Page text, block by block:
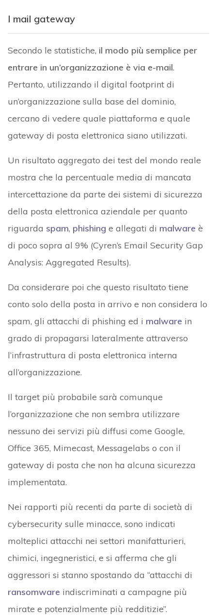
I mail gateway
Secondo le statistiche, il modo più semplice per
entrare in un’organizzazione è via e-mail.
Pertanto, utilizzando il digital footprint di
un’organizzazione sulla base del dominio,
cercano di vedere quale piattaforma e quale
gateway di posta elettronica siano utilizzati.
Un risultato aggregato dei test del mondo reale
mostra che la percentuale media di mancata
intercettazione da parte dei sistemi di sicurezza
della posta elettronica aziendale per quanto
riguarda spam, phishing e allegati di malware è
di poco sopra al 9% (Cyren’s Email Security Gap
Analysis: Aggregated Results).
Da considerare poi che questo risultato tiene
conto solo della posta in arrivo e non considera lo
spam, gli attacchi di phishing ed i malware in
grado di propagarsi lateralmente attraverso
l’infrastruttura di posta elettronica interna
all’organizzazione.
Il target più probabile sarà comunque
l’organizzazione che non sembra utilizzare
nessuno dei servizi più diffusi come Google,
Office 365, Mimecast, Messagelabs o con il
gateway di posta che non ha alcuna sicurezza
implementata.
Nei rapporti più recenti da parte di società di
cybersecurity sulle minacce, sono indicati
molteplici attacchi nei settori manifatturieri,
chimici, ingegneristici, e si afferma che gli
aggressori si stanno spostando da “attacchi di
ransomware indiscriminati a campagne più
mirate e potenzialmente più redditizie”.